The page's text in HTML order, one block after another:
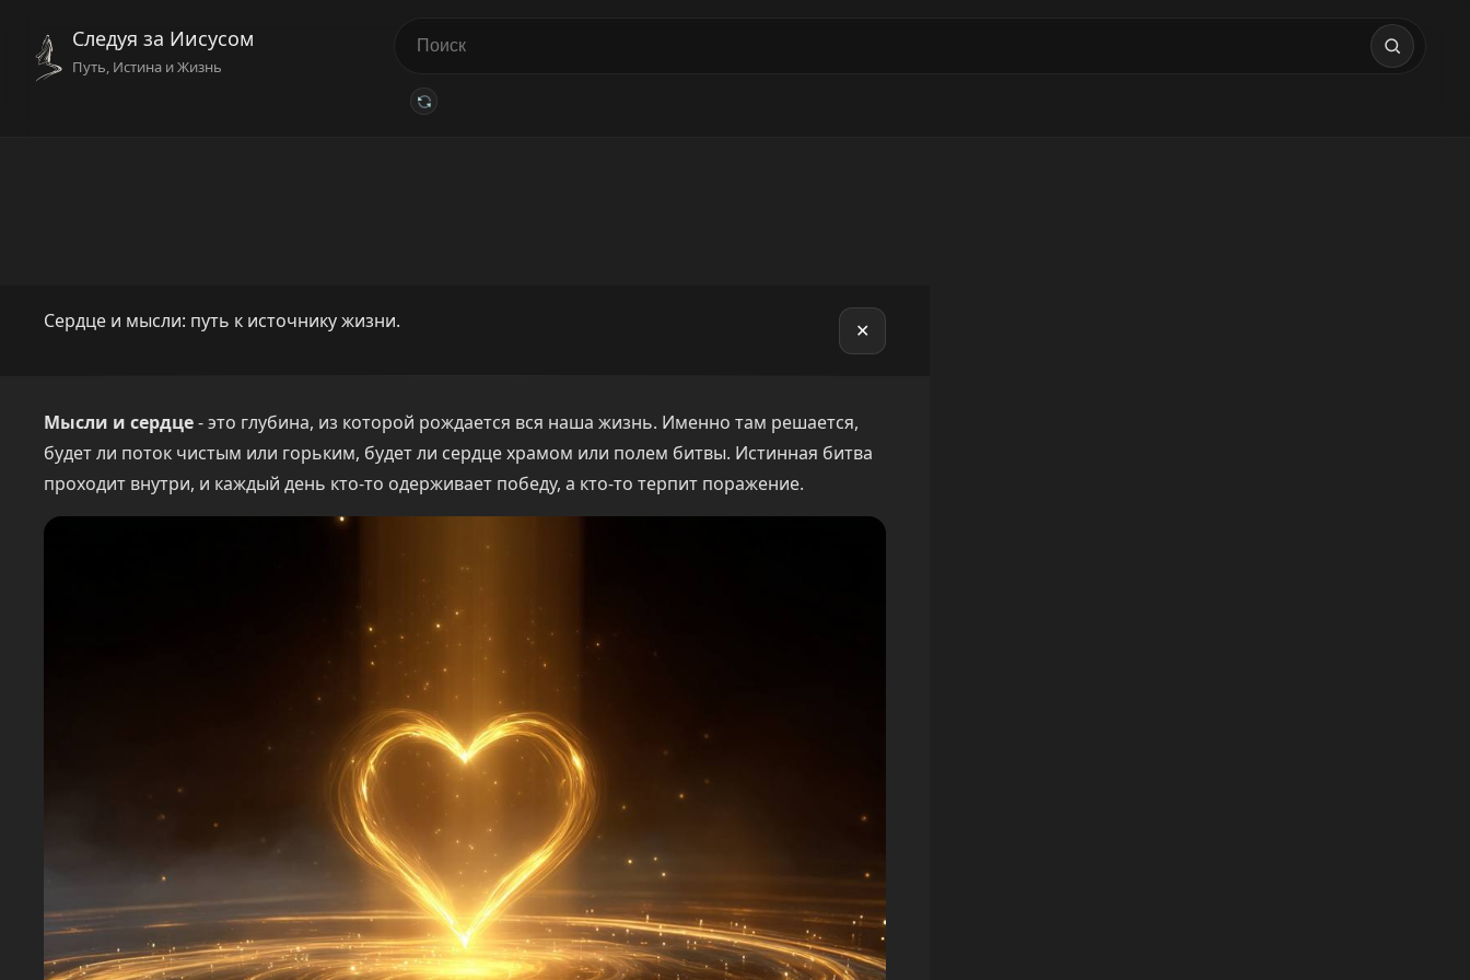
Следуя за Иисусом
Путь, Истина и Жизнь
✕
Сердце и мысли: путь к источнику жизни.
Мысли и сердце- это глубина, из которой рождается вся наша жизнь. Именно там решается,
будет ли поток чистым или горьким, будет ли сердце храмом или полем битвы. Истинная битва
проходит внутри, и каждый день кто-то одерживает победу, а кто-то терпит поражение.